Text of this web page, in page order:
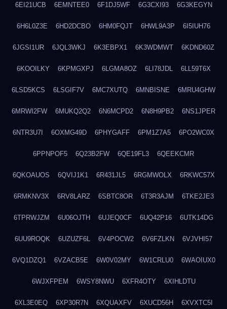
6EI21UCB 6EMNTEE0 6F1DJ5WF 6G3CXI93 6G3KEGYN
6H6L0Z3E 6HD2DCBO 6HM0FQJT 6HWL9A3P 6I5IUH76
6JGSI1UR 6JQL3WKJ 6K3EBPX1 6K3WDMWT 6KDND60Z
6KOOILKY 6KPMGXPJ 6LGMA8OZ 6LI78JDL 6LL59T6X
6LSD5KCS 6LSGIF7V 6MC7XUTQ 6MNBISNE 6MRU4GHW
6MRWI2FW 6MUKQ2Q2 6N6MCPD2 6N8H9PB2 6NS1JPER
6NTR3U7I 6OXMG49D 6PHYGAFF 6PM1Z7A5 6PO2WC0X
6PPNPOF5 6Q23B2FW 6QE19FL3 6QEEKCMR
6QKOAUOS 6QVIJ1K1 6R431JL5 6RGMWOLX 6RKWC57X
6RMKNV3X 6RV8LARZ 6SBTC8OR 6T3R3AJM 6TKE2JE3
6TPRWJZM 6U06OJTH 6UJEQ0CF 6UQ42P16 6UTK14DG
6UU9ROQK 6UZUZF6L 6V4POCW2 6V6FZLKN 6VJVHI57
6VQ1DZQ1 6VZACB5E 6W0V02MY 6W1CRLU0 6WAOIUX0
6WJXFPEM 6WSY8NWU 6XFR4OTY 6XIHLDTU
6XL3E0EQ 6XP30R7N 6XQUAXFV 6XUCD56H 6XVXTC5I